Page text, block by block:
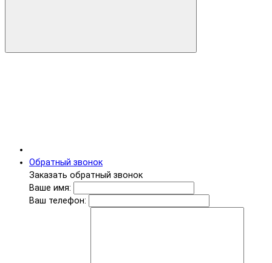
Обратный звонок
Заказать обратный звонок
Ваше имя:
Ваш телефон: